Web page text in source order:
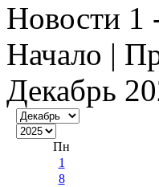
Новости 1
Начало |
Декабрь
Пн
1
8